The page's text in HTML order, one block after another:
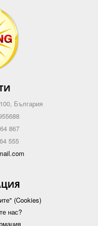
България
867
555
(Cookies)
нас?